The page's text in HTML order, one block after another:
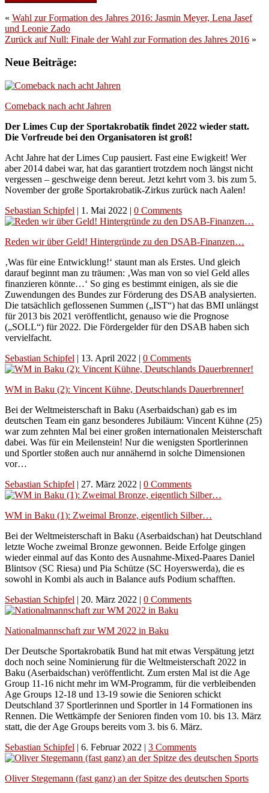
« Wahl zur Formation des Jahres 2016: Jasmin Meyer, Lena Jasef
und Leonie Zado
Zurück auf Null: Finale der Wahl zur Formation des Jahres 2016 »
Neue Beiträge:
Comeback nach acht Jahren
Der Limes Cup der Sportakrobatik findet 2022 wieder statt.
Die Vorfreude bei den Organisatoren ist groß!
Acht Jahre hat der Limes Cup pausiert. Fast eine Ewigkeit! Wer
aber 2014 dabei war, hat das garantiert trotzdem noch längst nicht
vergessen – geschweige denn bereut. Jetzt kehrt vom 3. bis zum 5.
November der große Sportakrobatik-Zirkus zurück nach Aalen!
Sebastian Schipfel | 1. Mai 2022 | 0 Comments
Reden wir über Geld! Hintergründe zu den DSAB-Finanzen…
‚Was für eine Entwicklung!‘ staunt man als Erstes. Und gleich
darauf beginnt man zu träumen: ‚Was man von so viel Geld alles
finanzieren könnte…‘ So ging es bestimmt einigen, als sie die
Zuwendungen des Bundes zur Förderung des DSAB analysierten.
Die tatsächlich geflossenen Summen („IST“) hat das BMI unlängst
für 2013 bis 2021 veröffentlicht, genauso wie die Prognose
(„SOLL“) für 2022. Die Fördergelder für den DSAB haben sich
vervielfacht.
Sebastian Schipfel | 13. April 2022 | 0 Comments
WM in Baku (2): Vincent Kühne, Deutschlands Dauerbrenner!
Bei der Weltmeisterschaft in Baku (Aserbaidschan) gab es im
deutschen Team ein ganz besonderes Jubiläum: Vincent Kühne (25)
war zum zehnten Mal bei einer großen internationalen Meisterschaft
dabei. Was für ein Meilenstein! Nur die wenigsten Sportlerinnen
und Sportler stoßen auch nur annähernd in solche Dimensionen
vor…
Sebastian Schipfel | 27. März 2022 | 0 Comments
WM in Baku (1): Zweimal Bronze, eigentlich Silber…
Bei der Weltmeisterschaft in Baku (Aserbaidschan) hat Deutschland
letzte Woche zweimal Bronze gewonnen. Beide Erfolge gingen
wieder einmal auf das Konto des Ausnahme-Mixed-Paares Daniel
Blintsov (SC Riesa) und Pia Schütze (SC Hoyerswerda), die es
sowohl in Kombi als auch in Balance aufs Podium schafften.
Sebastian Schipfel | 20. März 2022 | 0 Comments
Nationalmannschaft zur WM 2022 in Baku
Der Deutsche Sportakrobatik Bund hat mit etwas Verspätung jetzt
doch noch seine Nominierung für die Weltmeisterschaft 2022 in
Baku (Aserbaidschan) veröffentlicht. Zum ersten Mal ist die Age
Group 11-16 nicht mehr im WM-Programm, für die verbleibenden
Age Groups 12-18 und 13-19 sowie die Senioren schickt
Deutschland 37 Sportlerinnen und Sportler in 14 Formationen ins
Rennen. Die Wettkämpfe der Senioren finden vom 10. bis 13. März
statt, die der Age Groups bereits vom 3. bis 6. März.
Sebastian Schipfel | 6. Februar 2022 | 3 Comments
Oliver Stegemann (fast ganz) an der Spitze des deutschen Sports